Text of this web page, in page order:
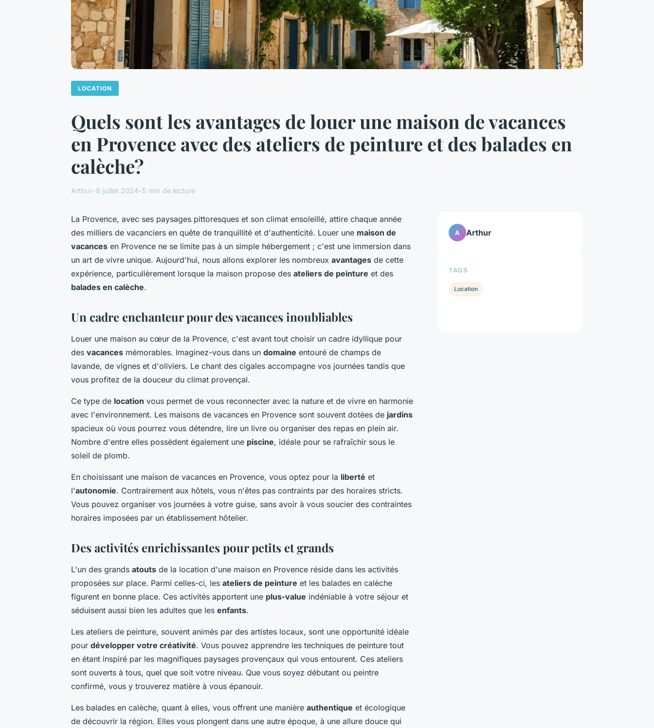
LOCATION
Quels sont les avantages de louer une maison de vacances
en Provence avec des ateliers de peinture et des balades en
calèche?
Arthur•8 juillet 2024•5 min de lecture
La Provence, avec ses paysages pittoresques et son climat ensoleillé, attire chaque année
des milliers de vacanciers en quête de tranquillité et d'authenticité. Louer une maison de
vacances en Provence ne se limite pas à un simple hébergement ; c'est une immersion dans
un art de vivre unique. Aujourd'hui, nous allons explorer les nombreux avantages de cette
expérience, particulièrement lorsque la maison propose des ateliers de peinture et des
balades en calèche.
Un cadre enchanteur pour des vacances inoubliables
Louer une maison au cœur de la Provence, c'est avant tout choisir un cadre idyllique pour
des vacances mémorables. Imaginez-vous dans un domaine entouré de champs de
lavande, de vignes et d'oliviers. Le chant des cigales accompagne vos journées tandis que
vous profitez de la douceur du climat provençal.
Ce type de location vous permet de vous reconnecter avec la nature et de vivre en harmonie
avec l'environnement. Les maisons de vacances en Provence sont souvent dotées de jardins
spacieux où vous pourrez vous détendre, lire un livre ou organiser des repas en plein air.
Nombre d'entre elles possèdent également une piscine, idéale pour se rafraîchir sous le
soleil de plomb.
En choisissant une maison de vacances en Provence, vous optez pour la liberté et
l'autonomie. Contrairement aux hôtels, vous n'êtes pas contraints par des horaires stricts.
Vous pouvez organiser vos journées à votre guise, sans avoir à vous soucier des contraintes
horaires imposées par un établissement hôtelier.
Des activités enrichissantes pour petits et grands
L'un des grands atouts de la location d'une maison en Provence réside dans les activités
proposées sur place. Parmi celles-ci, les ateliers de peinture et les balades en calèche
figurent en bonne place. Ces activités apportent une plus-value indéniable à votre séjour et
séduisent aussi bien les adultes que les enfants.
Les ateliers de peinture, souvent animés par des artistes locaux, sont une opportunité idéale
pour développer votre créativité. Vous pouvez apprendre les techniques de peinture tout
en étant inspiré par les magnifiques paysages provençaux qui vous entourent. Ces ateliers
sont ouverts à tous, quel que soit votre niveau. Que vous soyez débutant ou peintre
confirmé, vous y trouverez matière à vous épanouir.
Les balades en calèche, quant à elles, vous offrent une manière authentique et écologique
de découvrir la région. Elles vous plongent dans une autre époque, à une allure douce qui
A Arthur
TAGS
Location